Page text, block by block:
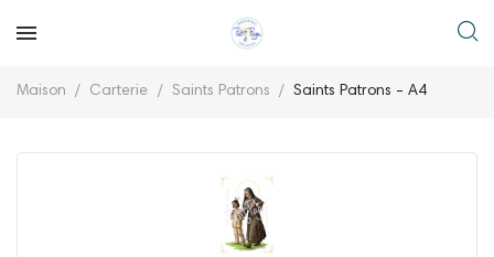
Maison Carterie Saints Patrons Saints Patrons - A4